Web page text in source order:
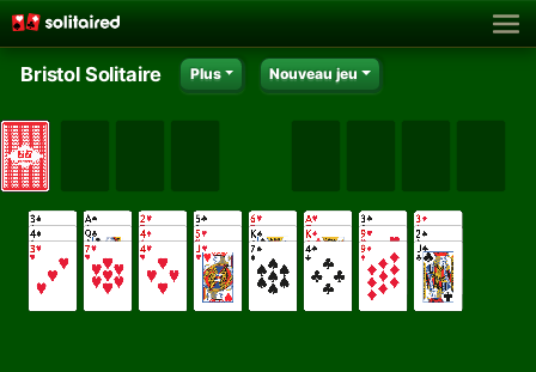
Bristol Solitaire Plus Nouveau jeu